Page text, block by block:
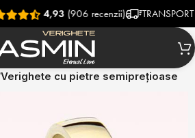
4,93(906 recenzii) TRANSPORT
Verighete cu pietre semiprețioase